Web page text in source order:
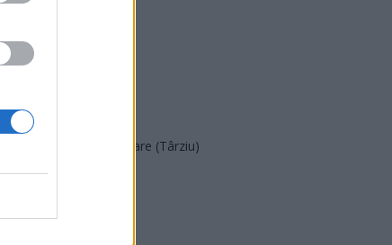
SENS
SOS (Șoșoacă)
PACE (Peia)
Acțiunea Conservatoare (Târziu)
PDF (Lazarus)